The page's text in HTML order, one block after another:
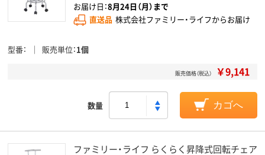
お届け日：8月24日（月）まで
直送品 株式会社ファミリー・ライフからお届け
型番 販売単位 1個
販売価格（税込） ￥9,141
数量 カゴへ
ファミリー・ライフ らくらく昇降式回転チェア